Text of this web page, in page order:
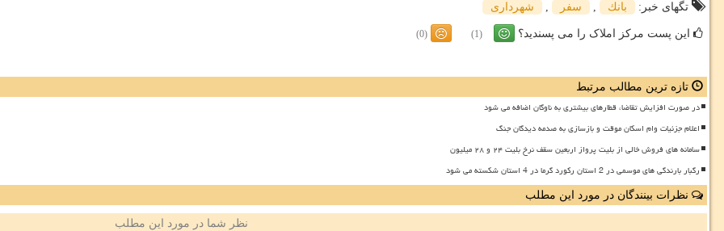
تگهای خبر:
بانك , سفر , شهرداری
این پست مرکز املاک را می پسندید؟ (1)
(0)
تازه ترین مطالب مرتبط
در صورت افزایش تقاضا، قطارهای بیشتری به ناوگان اضافه می شود
اعلام جزئیات وام اسکان موقت و بازسازی به صدمه دیدگان جنگ
سامانه های فروش خالی از بلیت پرواز اربعین سقف نرخ بلیت ۲۴ و ۲۸ میلیون
رگبار بارندگی های موسمی در 2 استان رکورد گرما در 4 استان شکسته می شود
نظرات بینندگان در مورد این مطلب
نظر شما در مورد این مطلب